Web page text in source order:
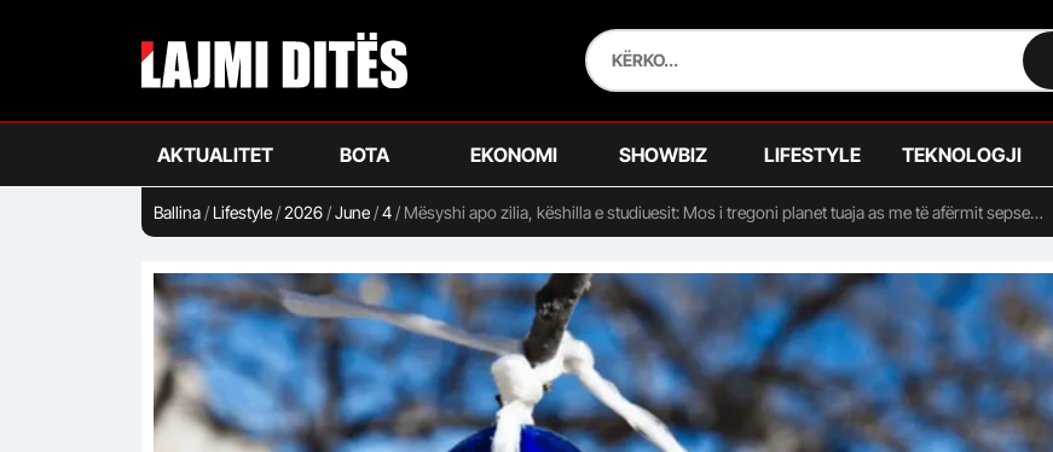
AKTUALITET BOTA EKONOMI SHOWBIZ LIFESTYLE TEKNOLOGJI
Ballina/ Lifestyle/2026/June/4/ Mësyshi apo zilia, këshilla e studiuesit: Mos i tregoni planet tuaja as me të afërmit sepse…